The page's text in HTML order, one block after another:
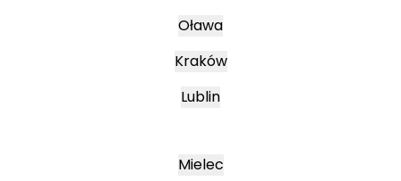
Oława
Kraków
Lublin
Mielec